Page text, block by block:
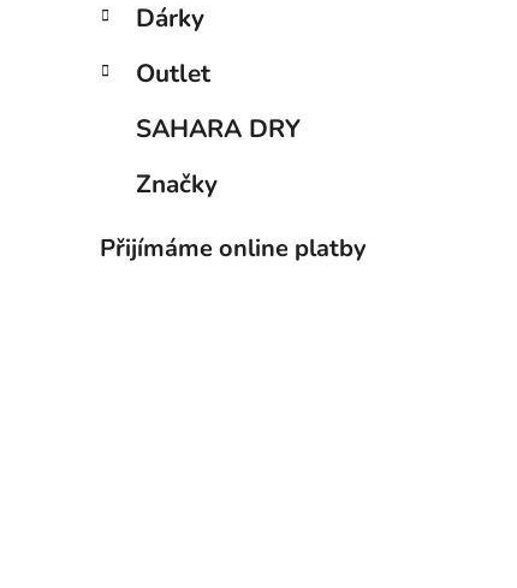
n
n
í
l
i
Dárky
Outlet
SAHARA DRY
Značky
Přijímáme online platby